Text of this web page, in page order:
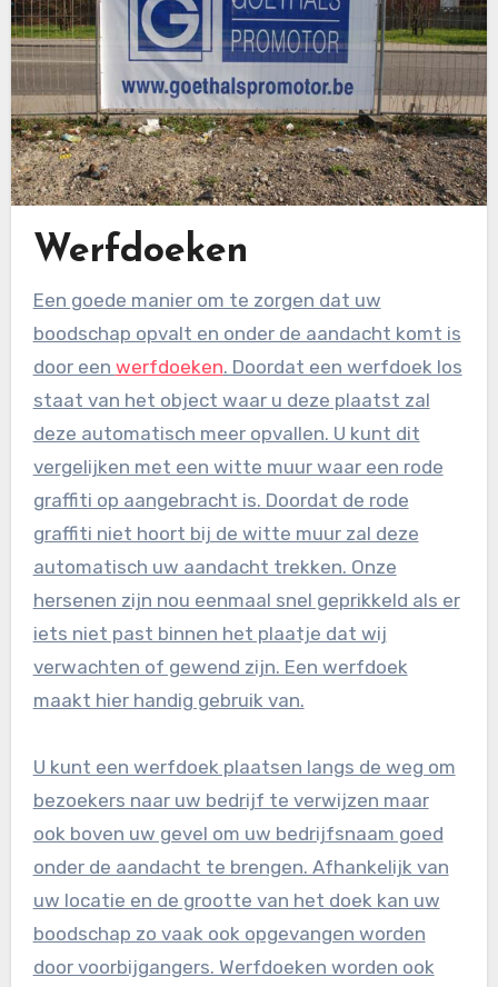
Werfdoeken
Een goede manier om te zorgen dat uw
boodschap opvalt en onder de aandacht komt is
door een werfdoeken. Doordat een werfdoek los
staat van het object waar u deze plaatst zal
deze automatisch meer opvallen. U kunt dit
vergelijken met een witte muur waar een rode
graffiti op aangebracht is. Doordat de rode
graffiti niet hoort bij de witte muur zal deze
automatisch uw aandacht trekken. Onze
hersenen zijn nou eenmaal snel geprikkeld als er
iets niet past binnen het plaatje dat wij
verwachten of gewend zijn. Een werfdoek
maakt hier handig gebruik van.
U kunt een werfdoek plaatsen langs de weg om
bezoekers naar uw bedrijf te verwijzen maar
ook boven uw gevel om uw bedrijfsnaam goed
onder de aandacht te brengen. Afhankelijk van
uw locatie en de grootte van het doek kan uw
boodschap zo vaak ook opgevangen worden
door voorbijgangers. Werfdoeken worden ook